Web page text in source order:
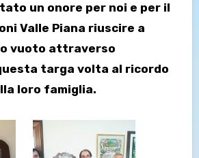
un onore per noi e per il
Valle Piana riuscire a
vuoto attraverso
targa volta al ricordo
loro famiglia.